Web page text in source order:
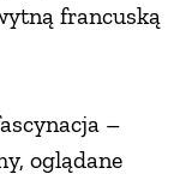
francuską
–
oglądane